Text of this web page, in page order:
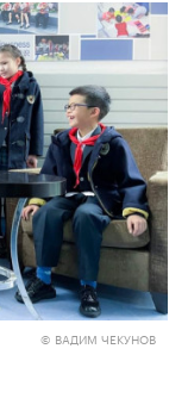
© ВАДИМ ЧЕКУНОВ